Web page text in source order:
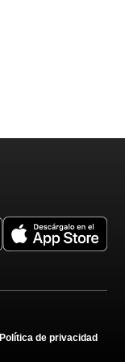
Política de privacidad